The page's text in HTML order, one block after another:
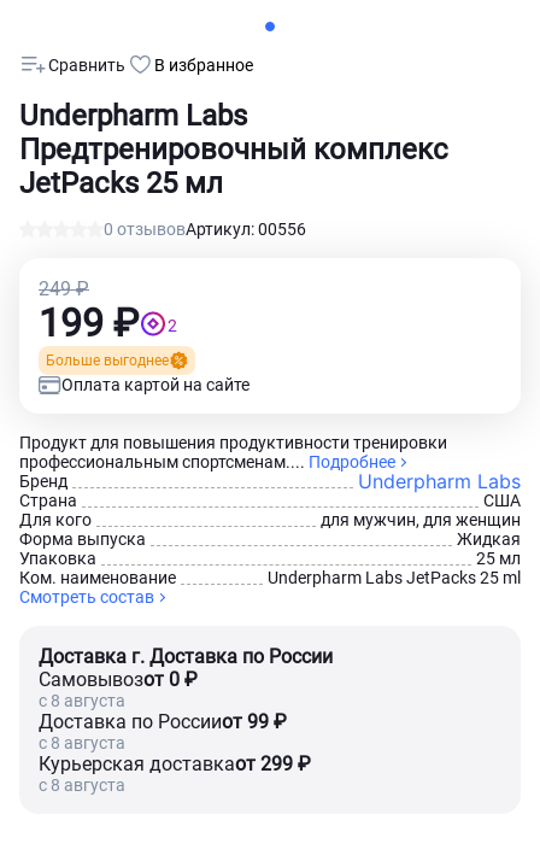
Underpharm Labs
Предтренировочный комплекс
JetPacks 25 мл
0 отзывовАртикул: 00556
Сравнить В избранное
Продукт для повышения продуктивности тренировки
профессиональным спортсменам.... Подробнее
Бренд
Underpharm Labs
Страна
США
Для кого
для мужчин, для женщин
Форма выпуска
Жидкая
Упаковка
25 мл
Ком. наименование
Underpharm Labs JetPacks 25 ml
Смотреть состав
249 ₽
199 ₽ 2
Больше выгоднее
Оплата картой на сайте
Доставка г. Доставка по России
Самовывозот 0 ₽
c 8 августа
Доставка по Россииот 99 ₽
c 8 августа
Курьерская доставкаот 299 ₽
c 8 августа